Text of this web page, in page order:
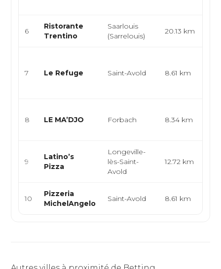
6
Ristorante
Trentino
Saarlouis
(Sarrelouis)
20.13 km
7 Le Refuge Saint-Avold 8.61 km
8 LE MA’DJO Forbach 8.34 km
9
Latino’s
Pizza
Longeville-
lès-Saint-
Avold
12.72 km
10
Pizzeria
MichelAngelo
Saint-Avold 8.61 km